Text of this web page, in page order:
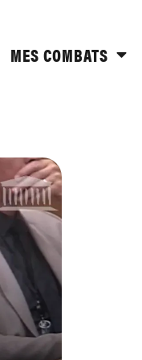
MES COMBATS